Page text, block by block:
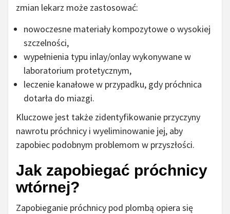
zmian lekarz może zastosować:
nowoczesne materiały kompozytowe o wysokiej
szczelności,
wypełnienia typu inlay/onlay wykonywane w
laboratorium protetycznym,
leczenie kanałowe w przypadku, gdy próchnica
dotarła do miazgi.
Kluczowe jest także zidentyfikowanie przyczyny
nawrotu próchnicy i wyeliminowanie jej, aby
zapobiec podobnym problemom w przyszłości.
Jak zapobiegać próchnicy
wtórnej?
Zapobieganie próchnicy pod plombą opiera się